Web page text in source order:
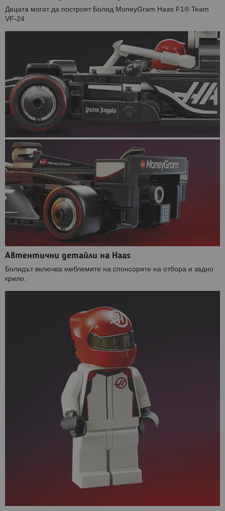
Децата могат да построят Болид MoneyGram Haas F1® Team
VF-24
Автентични детайли на Haas
Болидът включва емблемите на спонсорите на отбора и задно
крило.